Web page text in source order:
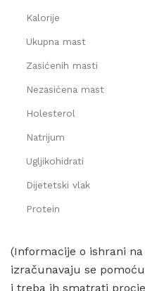
Kalorije
Ukupna mast
Zasićenih masti
Nezasićena mast
Holesterol
Natrijum
Ugljikohidrati
Dijetetski vlak
Protein
(Informacije o ishrani
izračunavaju se
i treba ih smatrati